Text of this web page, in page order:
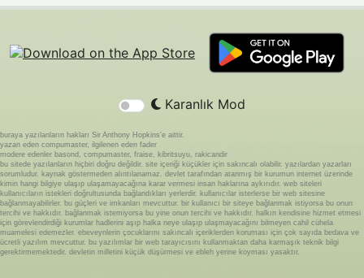
Karanlık Mod
buraya yazılanların hakları Sir Anthony Hopkins'e aittir.
yazan eden compumaster, ilgilenen eden fader
modere edenler basond, compumaster, fraise, kibritsuyu, rakicandir
bu sitede yazılanların hiçbiri doğru değildir. site içeriği küçükler için sakıncalı olabilir. yazılardan yazarları
sorumludur. kaynak göstermeden alıntılanamaz. devlet tarafından atanmış bir kurumun internet üzerinde
kimin hangi bilgiye ulaşıp ulaşamayacağına karar vermesi insan haklarına aykırıdır. web siteleri
kullanıcıların istekleri doğrultusunda bağlandıkları yerlerdir. kullanıcılar isterlerse bir web sitesine
bağlanmayabilirler. bu güçleri ve imkanları mevcuttur. bir kullanıcı bir siteye bağlanmak istiyorsa bu onun
tercihi ve hakkıdır. bağlanmak istemiyorsa bu yine onun tercihi ve hakkıdır. halkın kendisine hizmet etmesi
için görevlendirdiği kurumlar hadlerini aşıp halka neye ulaşıp ulaşmayacağını bilmeyen cahil cühela
muamelesi edemezler. ebeveynlerin çocuklarını sakıncalı içeriklerden koruması için çok sayıda bedava ve
ücretli yazılım mevcuttur. bu yazılımlar bir web tarayıcısını kullanmaktan daha karmaşık teknik bilgi
gerektirmemektedir. devletin milletini küçük düşürmesi ve ebleh yerine koyması yasaktır.